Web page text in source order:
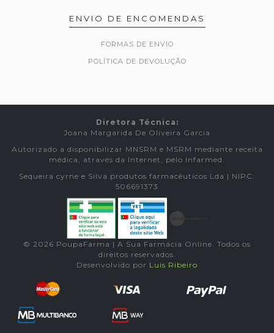
ENVIO DE ENCOMENDAS
FORMAS DE ENVIO
POLÍTICA DE DEVOLUÇÃO
Diretora Técnica:
Joana Margarida De Oliveira Garcia
Autorizado a disponibilizar MNSRM e MSRM mediante receita
médica, através da Internet, pelo Infarmed.
Sequeira cyrne e Silva produtos farmacêuticos Lda | NIPC:
506691373
© 2026 PoupaFarma | A Sua Farmácia Online. Todos os
direitos reservados.
Desenvolvido por Luis Ribeiro